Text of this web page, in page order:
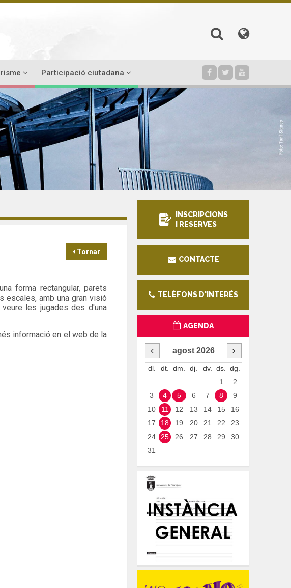
Participació ciutadana
Tornar
forma rectangular, parets
escales, amb una gran visió
les jugades des d'una
informació en el web de la
INSCRIPCIONS
I RESERVES
CONTACTE
TELÈFONS D'INTERÉS
AGENDA
agost 2026
dl. dt. dm. dj. dv. ds.
dg.
1
2
3
4 5 6 7 8
9
10
11 12 13 14 15
16
17
18 19 20 21 22
23
24
25 26 27 28 29
30
31